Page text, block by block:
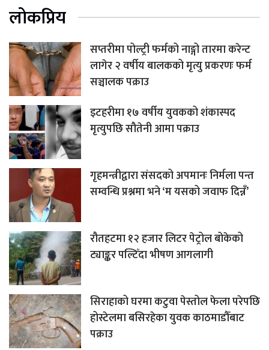
लोकप्रिय
सप्तरीमा पोल्ट्री फर्मको नाङ्गो तारमा करेन्ट
लागेर २ वर्षीय बालकको मृत्यु प्रकरणः फर्म
सञ्चालक पक्राउ
इटहरीमा १७ वर्षीय युवकको शंकास्पद
मृत्युपछि सौतेनी आमा पक्राउ
गृहमन्त्रीद्वारा संसदको अपमानः निर्मला पन्त
सम्वन्धि प्रश्नमा भने ‘म यसको जवाफ दिन्नँ’
रौतहटमा १२ हजार लिटर पेट्रोल बोकेको
ट्याङ्कर पल्टिँदा भीषण आगलागी
सिराहाको घरमा कटुवा पेस्तोल फेला परेपछि
होस्टेलमा बसिरहेका युवक काठमाडौँबाट
पक्राउ